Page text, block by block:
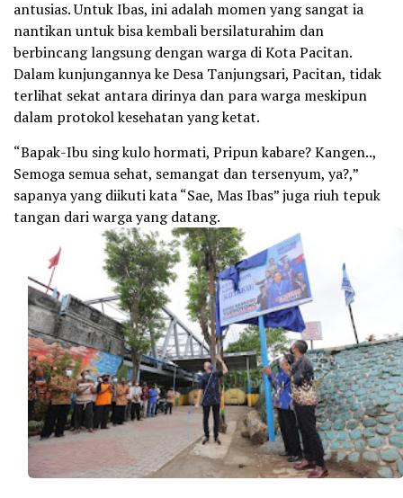
antusias. Untuk Ibas, ini adalah momen yang sangat ia
nantikan untuk bisa kembali bersilaturahim dan
berbincang langsung dengan warga di Kota Pacitan.
Dalam kunjungannya ke Desa Tanjungsari, Pacitan, tidak
terlihat sekat antara dirinya dan para warga meskipun
dalam protokol kesehatan yang ketat.
“Bapak-Ibu sing kulo hormati, Pripun kabare? Kangen..,
Semoga semua sehat, semangat dan tersenyum, ya?,”
sapanya yang diikuti kata “Sae, Mas Ibas” juga riuh tepuk
tangan dari warga yang datang.